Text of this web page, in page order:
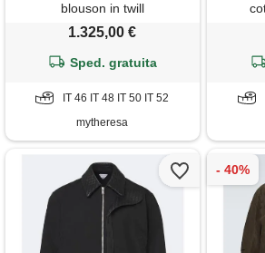
blouson in twill
1.325,00 €
Sped. gratuita
IT 46 IT 48 IT 50 IT 52
mytheresa